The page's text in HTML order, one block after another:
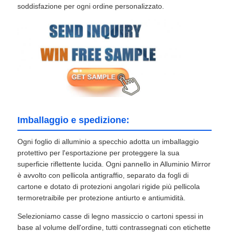
soddisfazione per ogni ordine personalizzato.
Imballaggio e spedizione:
Ogni foglio di alluminio a specchio adotta un imballaggio
protettivo per l'esportazione per proteggere la sua
superficie riflettente lucida. Ogni pannello in Alluminio Mirror
è avvolto con pellicola antigraffio, separato da fogli di
cartone e dotato di protezioni angolari rigide più pellicola
termoretraibile per protezione antiurto e antiumidità.
Selezioniamo casse di legno massiccio o cartoni spessi in
base al volume dell'ordine, tutti contrassegnati con etichette